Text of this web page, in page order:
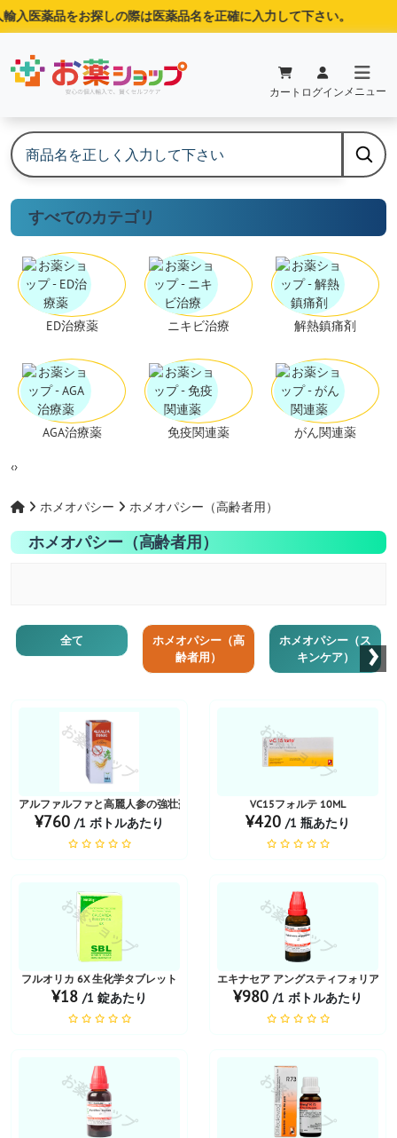
入医薬品をお探しの際は医薬品名を正確に入力して下さい。
カート ログイン メニュー
すべてのカテゴリ
ED治療薬
AGA治療薬
ニキビ治療
免疫関連薬
解熱鎮痛剤
がん関連薬
‹›
ホメオパシー ホメオパシー（高齢者用）
ホメオパシー（高齢者用）
全て
ホメオパシー（高
齢者用）
ホメオパシー（ス
キンケア）
›
お薬ショップ
アルファルファと高麗人参の強壮剤 180ml
¥760 /1 ボトルあたり
お薬ショップ
VC15フォルテ 10ML
¥420 /1 瓶あたり
お薬ショップ
フルオリカ 6X 生化学タブレット
¥18 /1 錠あたり
お薬ショップ
エキナセア アングスティフォリア Q
¥980 /1 ボトルあたり
お薬ショップ お薬ショップ